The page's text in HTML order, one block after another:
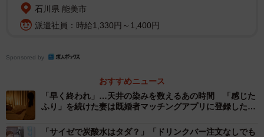
りにふらりと夜の街へ足を運びます。妻に無視され、誰か
らもねぎらわれない日々の中で、優しく接してくれる女性
るAさんは、どうしたら妻との良い関係を取り戻せるのでし
ょうか。夫婦関係修復カウンセリング専門行政書士の木下
石川県 能美市
派遣社員：時給1,330円～1,400円
Sponsored by
おすすめニュース
「早く終われ」…天井の染みを数えるあの時間 「感じた
ふり」を続けた妻は既婚者マッチングアプリに登録した
「サイゼで炭酸水はタダ？」「ドリンクバー注文なしでも